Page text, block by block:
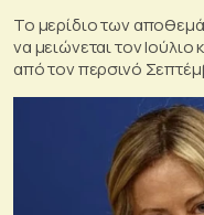
Το μερίδιο των
να μειώνεται τον
από τον περσινό